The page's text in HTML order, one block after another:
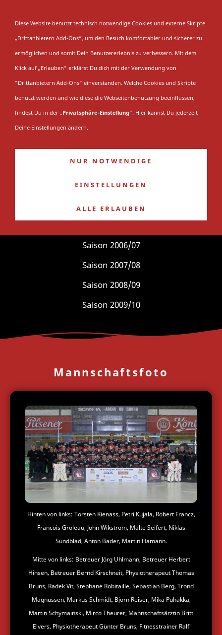
Saison 2005/06
Du bist hier:Startseite» Saison»EV Füchse
Duisburg»Die 2000er Jahre»Saison 2005/06
Saison 2000/01
Saison 2002/03
Saison 2003/04
Saison 2004/05
Saison 2006/07
Saison 2007/08
Saison 2008/09
Saison 2009/10
Mannschaftsfoto
Hinten von links: Torsten Kienass, Petri Kujala, Robert Francz,
Francois Groleau, John Wikström, Malte Seifert, Niklas
Sundblad, Anton Bader, Martin Hamann.
Mitte von links: Betreuer Jörg Uhlmann, Betreuer Herbert
Hinsen, Betreuer Bernd Kirschneit, Physiotherapeut Thomas
Bruns, Radek Vit, Stephane Robitaille, Sebastian Berg, Trond
Magnussen, Markus Schmidt, Björn Reiser, Mika Puhakka,
Martin Schymainski, Mirco Theurer, Mannschaftsärztin Britt
Elvers, Physiotherapeut Günter Bruns, Fitnesstrainer Ralf
Diese Website benutzt technisch notwendige Cookies und externe Skripte
„Drittanbietern Add-Ons“, um den Besuch komfortabler und sicherer zu
ermöglichen und somit Dein Benutzererlebnis zu verbessern. Mit dem
Klick auf „Erlauben“ erklärst Du dich mit der Verwendung von
"Drittanbietern Add-Ons" einverstanden. Welche Cookies und Skripte
benutzt werden und wie diese die Webseitenbenutzung beeinflussen,
findest Du in der „Privatsphäre-Einstellung“. Hier kannst Du jederzeit
Deine Einstellungen ändern.
NUR NOTWENDIGE
EINSTELLUNGEN
ALLE ERLAUBEN